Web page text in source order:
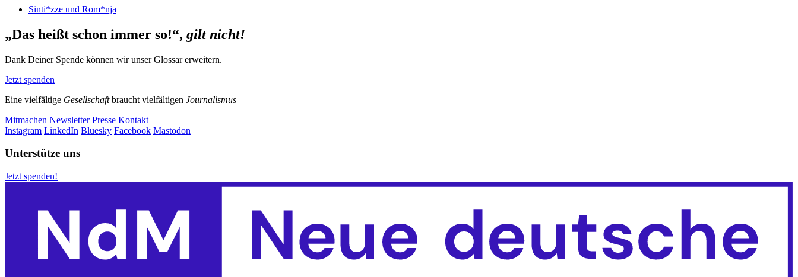
Sinti*zze und Rom*nja
„Das heißt schon immer so!“, gilt nicht!
Dank Deiner Spende können wir unser Glossar erweitern.
Jetzt spenden
Eine vielfältige Gesellschaftbraucht vielfältigen Journalismus
Mitmachen Newsletter Presse Kontakt
Instagram LinkedIn Bluesky Facebook Mastodon
Unterstütze uns
Jetzt spenden!